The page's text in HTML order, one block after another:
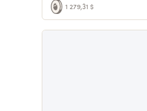
1 279,31 $